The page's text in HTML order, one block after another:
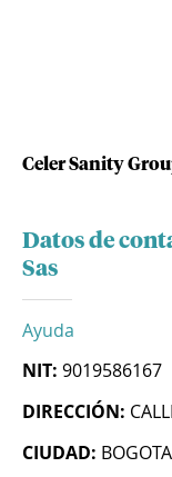
Celer Sanity
Datos de
Sas
Ayuda
NIT: 9019586167
DIRECCIÓN:
CIUDAD: